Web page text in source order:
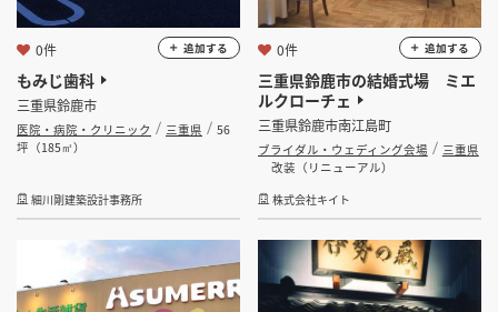
もみじ歯科
三重県鈴鹿市
医院・病院・クリニック 三重県
56
坪（185㎡）
細川剛建築設計事務所
0件 追加する
三重県鈴鹿市の結婚式場 ミエ
ルクローチェ
三重県鈴鹿市南江島町
ブライダル・ウェディング会場
三重県
改装（リニューアル）
株式会社キイト
0件 追加する